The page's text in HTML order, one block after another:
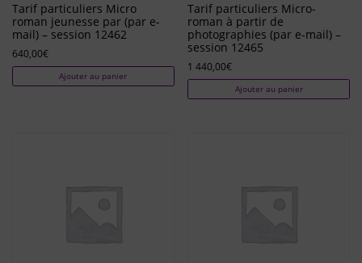
Tarif particuliers Micro
roman jeunesse par (par e-
mail) – session 12462
640,00€
Ajouter au panier
Tarif particuliers Micro-
roman à partir de
photographies (par e-mail) –
session 12465
1 440,00€
Ajouter au panier